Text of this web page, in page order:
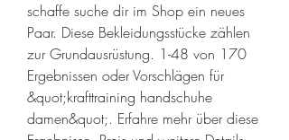
schaffe suche dir im Shop ein neues
Paar. Diese Bekleidungsstücke zählen
zur Grundausrüstung. 1-48 von 170
Ergebnissen oder Vorschlägen für
&quot;krafttraining handschuhe
damen&quot;. Erfahre mehr über diese